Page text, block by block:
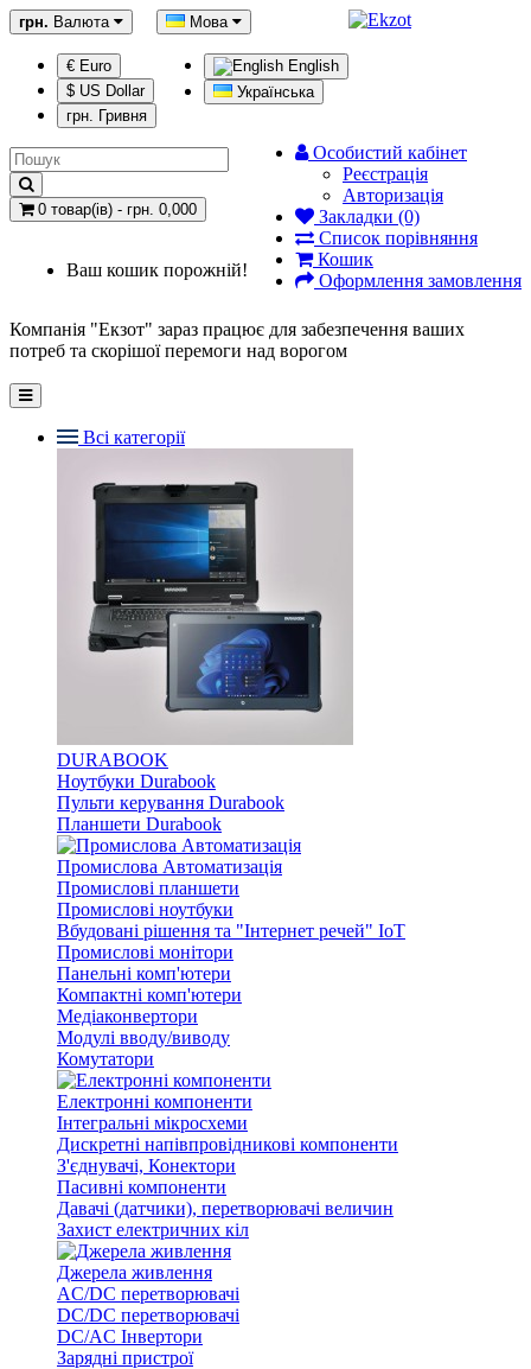
грн. Валюта
€ Euro
$ US Dollar
грн. Гривня
Мова
English
Українська
Особистий кабінет
Реєстрація
Авторизація
Закладки (0)
Список порівняння
Кошик
Оформлення замовлення
0 товар(ів) - грн. 0,000
Ваш кошик порожній!
Компанія "Екзот" зараз працює для забезпечення ваших
потреб та скорішої перемоги над ворогом
Всі категорії
DURABOOK
Ноутбуки Durabook
Пульти керування Durabook
Планшети Durabook
Промислова Автоматизація
Промислові планшети
Промислові ноутбуки
Вбудовані рішення та "Інтернет речей" IoT
Промислові монітори
Панельні комп'ютери
Компактні комп'ютери
Медіаконвертори
Модулі вводу/виводу
Комутатори
Електронні компоненти
Інтегральні мікросхеми
Дискретні напівпровідникові компоненти
З'єднувачі, Конектори
Пасивні компоненти
Давачі (датчики), перетворювачі величин
Захист електричних кіл
Джерела живлення
AC/DC перетворювачі
DC/DC перетворювачі
DC/AC Інвертори
Зарядні пристрої